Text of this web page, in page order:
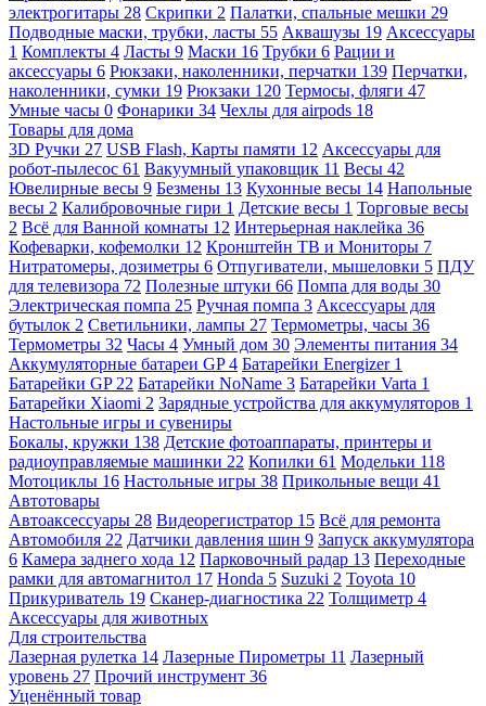
электрогитары 28 Скрипки 2 Палатки, спальные мешки 29
Подводные маски, трубки, ласты 55 Аквашузы 19 Аксессуары
1 Комплекты 4 Ласты 9 Маски 16 Трубки 6 Рации и
аксессуары 6 Рюкзаки, наколенники, перчатки 139 Перчатки,
наколенники, сумки 19 Рюкзаки 120 Термосы, фляги 47
Умные часы 0 Фонарики 34 Чехлы для airpods 18
Товары для дома
3D Ручки 27 USB Flash, Карты памяти 12 Аксессуары для
робот-пылесос 61 Вакуумный упаковщик 11 Весы 42
Ювелирные весы 9 Безмены 13 Кухонные весы 14 Напольные
весы 2 Калибровочные гири 1 Детские весы 1 Торговые весы
2 Всё для Ванной комнаты 12 Интерьерная наклейка 36
Кофеварки, кофемолки 12 Кронштейн ТВ и Мониторы 7
Нитратомеры, дозиметры 6 Отпугиватели, мышеловки 5 ПДУ
для телевизора 72 Полезные штуки 66 Помпа для воды 30
Электрическая помпа 25 Ручная помпа 3 Аксессуары для
бутылок 2 Светильники, лампы 27 Термометры, часы 36
Термометры 32 Часы 4 Умный дом 30 Элементы питания 34
Аккумуляторные батареи GP4 Батарейки Energizer 1
Батарейки GP 22 Батарейки NoName 3 Батарейки Varta 1
Батарейки Xiaomi 2 Зарядные устройства для аккумуляторов 1
Настольные игры и сувениры
Бокалы, кружки 138 Детские фотоаппараты, принтеры и
радиоуправляемые машинки 22 Копилки 61 Модельки 118
Мотоциклы 16 Настольные игры 38 Прикольные вещи 41
Автотовары
Автоаксессуары 28 Видеорегистратор 15 Всё для ремонта
Автомобиля 22 Датчики давления шин 9 Запуск аккумулятора
6 Камера заднего хода 12 Парковочный радар 13 Переходные
рамки для автомагнитол 17 Honda 5 Suzuki 2 Toyota 10
Прикуриватель 19 Сканер-диагностика 22 Толщиметр 4
Аксессуары для животных
Для строительства
Лазерная рулетка 14 Лазерные Пирометры 11 Лазерный
уровень 27 Прочий инструмент 36
Уценённый товар